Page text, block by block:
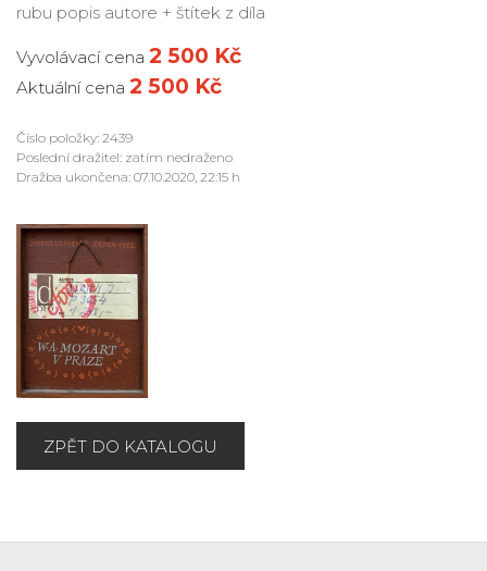
rubu popis autore + štítek z díla
Vyvolávací cena 2 500 Kč
Aktuální cena 2 500 Kč
Číslo položky: 2439
Poslední dražitel: zatím nedraženo
Dražba ukončena: 07.10.2020, 22:15 h
ZPĚT DO KATALOGU